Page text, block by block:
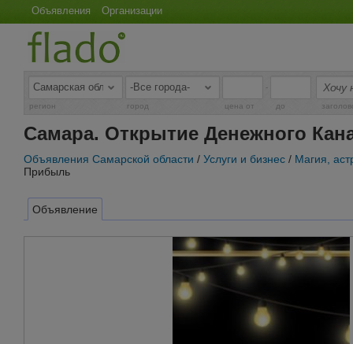
Объявления Организации
-
регион город цена от до
Самара. Открытие Денежного
Объявления Самарской области / Услуги и бизнес / Магия,
Прибыль
Объявление